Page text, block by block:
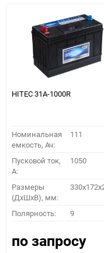
HITEC 31A-1000R
Номинальная
емкость, Ач:
111
Пусковой ток,
A:
1050
Размеры
(ДхШхВ), мм:
Полярность: 9
по запросу